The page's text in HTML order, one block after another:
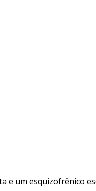
e um esquizofrênico